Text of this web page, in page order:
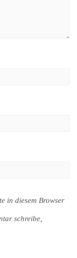
in diesem Browser
schreibe,